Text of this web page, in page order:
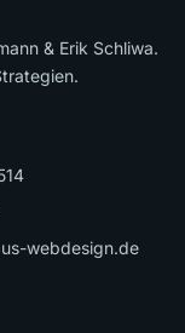
& Erik Schliwa.
webdesign.de